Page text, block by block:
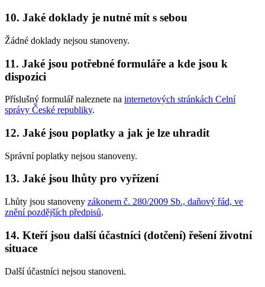
10. Jaké doklady je nutné mít s sebou
Žádné doklady nejsou stanoveny.
11. Jaké jsou potřebné formuláře a kde jsou k
dispozici
Příslušný formulář naleznete na internetových stránkách Celní
správy České republiky.
12. Jaké jsou poplatky a jak je lze uhradit
Správní poplatky nejsou stanoveny.
13. Jaké jsou lhůty pro vyřízení
Lhůty jsou stanoveny zákonem č. 280/2009 Sb., daňový řád, ve
znění pozdějších předpisů.
14. Kteří jsou další účastníci (dotčení) řešení životní
situace
Další účastníci nejsou stanoveni.